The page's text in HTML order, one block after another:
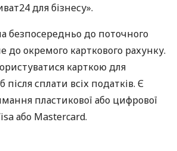
для бізнесу».
безпосередньо до поточного
до окремого карткового рахунку.
карткою для
сплати всіх податків. Є
пластикової або цифрової
або Mastercard.